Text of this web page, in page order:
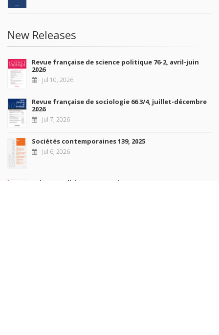
New Releases
Revue française de science politique 76-2, avril-juin
2026
Jul 10, 2026
Revue française de sociologie 66 3/4, juillet-décembre
2026
Jul 7, 2026
Sociétés contemporaines 139, 2025
Jul 6, 2026
Raisons politiques 102, mai 2026